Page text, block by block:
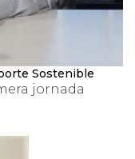
Sostenible
jornada